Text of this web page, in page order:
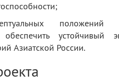
положений
обеспечить
Азиатской России.